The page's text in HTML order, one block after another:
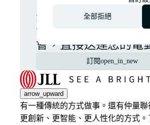
全球商業房地產市場
消息、深度分析與投
會，直接送達您的電
訂閱open_in_new
arrow_upward
有一種傳統的方式做事。還有仲量
更創新、更智能、更人性化的方式
全部拒絕